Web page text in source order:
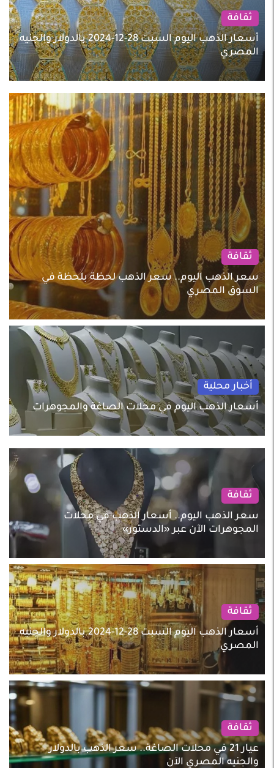
ثقافة
أسعار الذهب اليوم السبت 28-12-2024 بالدولار والجنيه
المصري
ثقافة
سعر الذهب اليوم.. سعر الذهب لحظة بلحظة في
السوق المصري
أخبار محلية
أسعار الذهب اليوم في محلات الصاغة والمجوهرات
ثقافة
سعر الذهب اليوم.. أسعار الذهب في محلات
المجوهرات الآن عبر «الدستور»
ثقافة
أسعار الذهب اليوم السبت 28-12-2024 بالدولار والجنيه
المصري
ثقافة
عيار 21 في محلات الصاغة.. سعر الذهب بالدولار
والجنيه المصري الآن